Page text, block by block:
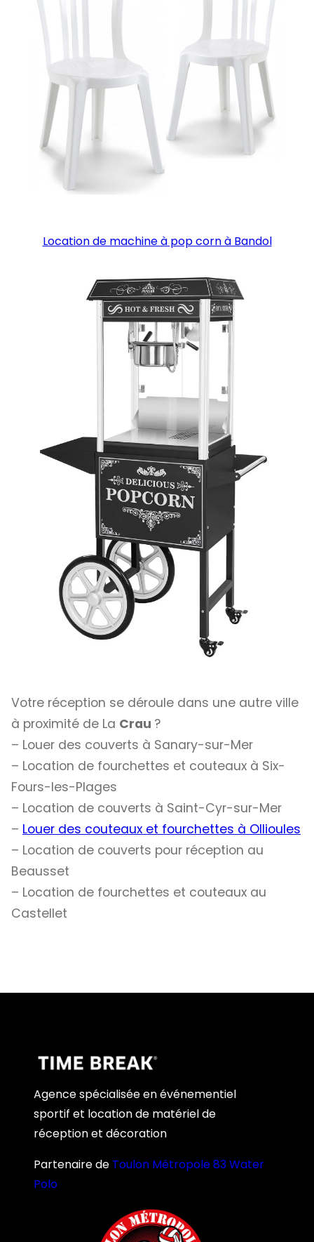
Location de machine à pop corn à Bandol
Votre réception se déroule dans une autre ville
à proximité de La Crau ?
– Louer des couverts à Sanary-sur-Mer
– Location de fourchettes et couteaux à Six-
Fours-les-Plages
– Location de couverts à Saint-Cyr-sur-Mer
– Louer des couteaux et fourchettes à Ollioules
– Location de couverts pour réception au
Beausset
– Location de fourchettes et couteaux au
Castellet
Agence spécialisée en événementiel
sportif et location de matériel de
réception et décoration
Partenaire de Toulon Métropole 83 Water
Polo